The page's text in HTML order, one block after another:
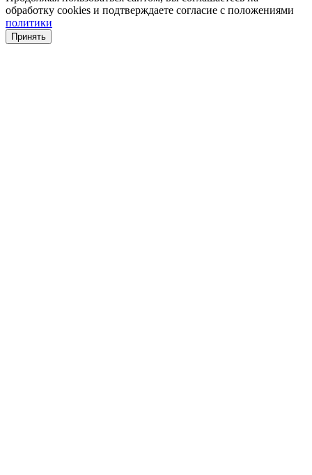
обработку cookies и подтверждаете согласие с положениями
политики
Принять